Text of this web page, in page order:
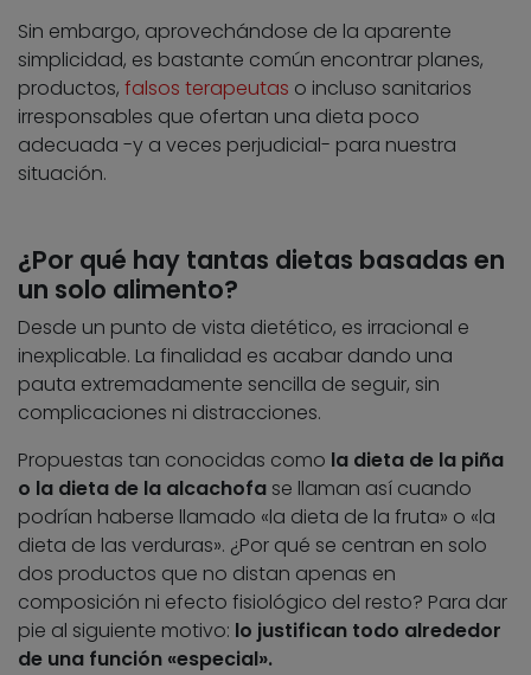
Sin embargo, aprovechándose de la aparente
simplicidad, es bastante común encontrar planes,
productos, falsos terapeutas o incluso sanitarios
irresponsables que ofertan una dieta poco
adecuada -y a veces perjudicial- para nuestra
situación.
¿Por qué hay tantas dietas basadas en
un solo alimento?
Desde un punto de vista dietético, es irracional e
inexplicable. La finalidad es acabar dando una
pauta extremadamente sencilla de seguir, sin
complicaciones ni distracciones.
Propuestas tan conocidas como la dieta de la piña
o la dieta de la alcachofa se llaman así cuando
podrían haberse llamado «la dieta de la fruta» o «la
dieta de las verduras». ¿Por qué se centran en solo
dos productos que no distan apenas en
composición ni efecto fisiológico del resto? Para dar
pie al siguiente motivo: lo justifican todo alrededor
de una función «especial».